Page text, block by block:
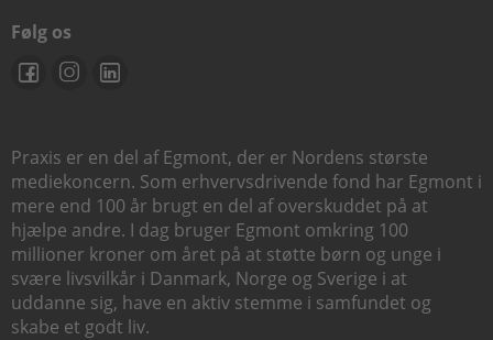
Følg os
Praxis er en del af Egmont, der er Nordens største
mediekoncern. Som erhvervsdrivende fond har Egmont i
mere end 100 år brugt en del af overskuddet på at
hjælpe andre. I dag bruger Egmont omkring 100
millioner kroner om året på at støtte børn og unge i
svære livsvilkår i Danmark, Norge og Sverige i at
uddanne sig, have en aktiv stemme i samfundet og
skabe et godt liv.